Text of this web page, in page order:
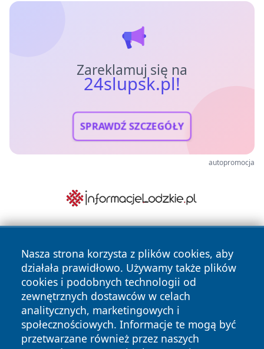
Zareklamuj się na
24slupsk.pl!
SPRAWDŹ SZCZEGÓŁY
autopromocja
Nasza strona korzysta z plików cookies, aby
działała prawidłowo. Używamy także plików
cookies i podobnych technologii od
zewnętrznych dostawców w celach
analitycznych, marketingowych i
społecznościowych. Informacje te mogą być
przetwarzane również przez naszych
Copyright © 2026 24slupsk.pl Wszystkie prawa zastrzeżone.